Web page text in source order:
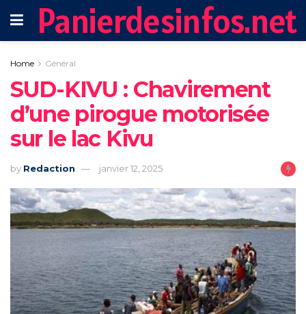
Panierdesinfos.net
Home Général
SUD-KIVU : Chavirement
d’une pirogue motorisée
sur le lac Kivu
by Redaction janvier 12, 2025